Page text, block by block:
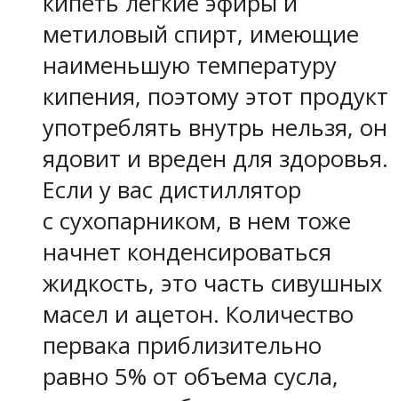
метиловый спирт, имеющие
наименьшую температуру
кипения, поэтому этот продукт
употреблять внутрь нельзя, он
ядовит и вреден для здоровья.
Если у вас дистиллятор
с сухопарником, в нем тоже
начнет конденсироваться
жидкость, это часть сивушных
масел и ацетон. Количество
первака приблизительно
равно 5% от объема сусла,